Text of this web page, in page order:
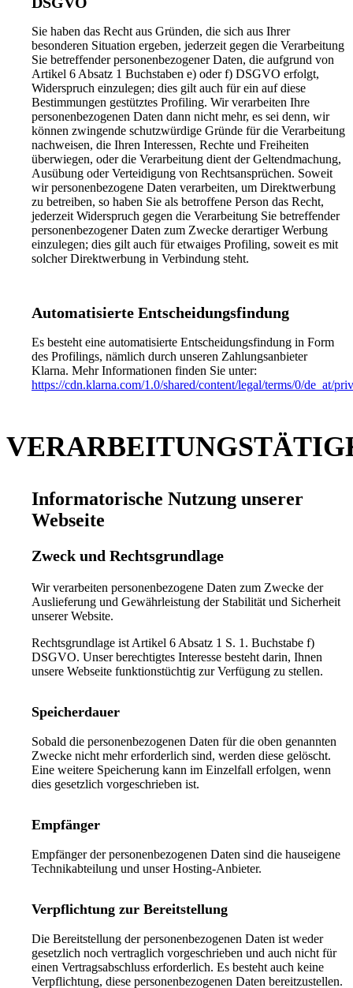
Sie haben das Recht aus Gründen, die sich aus Ihrer
besonderen Situation ergeben, jederzeit gegen die Verarbeitung
Sie betreffender personenbezogener Daten, die aufgrund von
Artikel 6 Absatz 1 Buchstaben e) oder f) DSGVO erfolgt,
Widerspruch einzulegen; dies gilt auch für ein auf diese
Bestimmungen gestütztes Profiling. Wir verarbeiten Ihre
personenbezogenen Daten dann nicht mehr, es sei denn, wir
können zwingende schutzwürdige Gründe für die Verarbeitung
nachweisen, die Ihren Interessen, Rechte und Freiheiten
überwiegen, oder die Verarbeitung dient der Geltendmachung,
Ausübung oder Verteidigung von Rechtsansprüchen. Soweit
wir personenbezogene Daten verarbeiten, um Direktwerbung
zu betreiben, so haben Sie als betroffene Person das Recht,
jederzeit Widerspruch gegen die Verarbeitung Sie betreffender
personenbezogener Daten zum Zwecke derartiger Werbung
einzulegen; dies gilt auch für etwaiges Profiling, soweit es mit
solcher Direktwerbung in Verbindung steht.
Automatisierte Entscheidungsfindung
Es besteht eine automatisierte Entscheidungsfindung in Form
des Profilings, nämlich durch unseren Zahlungsanbieter
Klarna. Mehr Informationen finden Sie unter:
https://cdn.klarna.com/1.0/shared/content/legal/terms/0/de_at/
Informatorische Nutzung unserer
Webseite
Zweck und Rechtsgrundlage
Wir verarbeiten personenbezogene Daten zum Zwecke der
Auslieferung und Gewährleistung der Stabilität und Sicherheit
unserer Website.
Rechtsgrundlage ist Artikel 6 Absatz 1 S. 1. Buchstabe f)
DSGVO. Unser berechtigtes Interesse besteht darin, Ihnen
unsere Webseite funktionstüchtig zur Verfügung zu stellen.
Speicherdauer
Sobald die personenbezogenen Daten für die oben genannten
Zwecke nicht mehr erforderlich sind, werden diese gelöscht.
Eine weitere Speicherung kann im Einzelfall erfolgen, wenn
dies gesetzlich vorgeschrieben ist.
Empfänger
Empfänger der personenbezogenen Daten sind die hauseigene
Technikabteilung und unser Hosting-Anbieter.
Verpflichtung zur Bereitstellung
Die Bereitstellung der personenbezogenen Daten ist weder
gesetzlich noch vertraglich vorgeschrieben und auch nicht für
einen Vertragsabschluss erforderlich. Es besteht auch keine
Verpflichtung, diese personenbezogenen Daten bereitzustellen.